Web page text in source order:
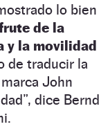
lo bien
de la
y la movilidad
de traducir la
John
”, dice Bernd